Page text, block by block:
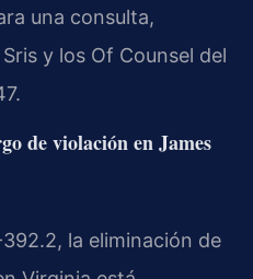
una consulta,
y los Of Counsel del
de violación en James
la eliminación de